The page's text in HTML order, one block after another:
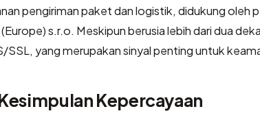
pengiriman paket dan logistik, didukung oleh
s.r.o. Meskipun berusia lebih dari dua
SSL, yang merupakan sinyal penting untuk
Kepercayaan